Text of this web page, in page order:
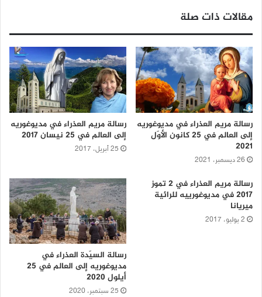
مقالات ذات صلة
رسالة مريم العذراء في مديوغوريه
إلى العالم في 25 كانون الأوّل
2021
26 ديسمبر، 2021
رسالة مريم العذراء في مديوغوريه
إلى العالم في 25 نيسان 2017
25 أبريل، 2017
رسالة مريم العذراء في 2 تموز
2017 في مديوغورييه للرائية
ميريانا
2 يوليو، 2017
رسالة السيّدة العذراء في
مديوغوريه إلى العالم في 25
أيلول 2020
25 سبتمبر، 2020